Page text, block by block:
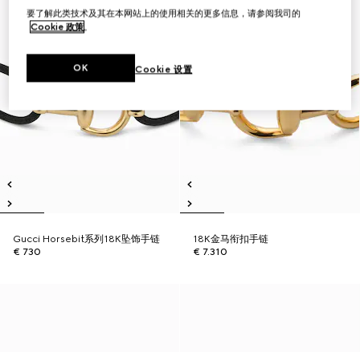
Gucci Horsebit系列18K坠饰手链
€ 730
18K金马衔扣手链
€ 7.310
要了解此类技术及其在本网站上的使用相关的更多信息，请参阅我司的
Cookie 政策。
Cookie 设置
OK